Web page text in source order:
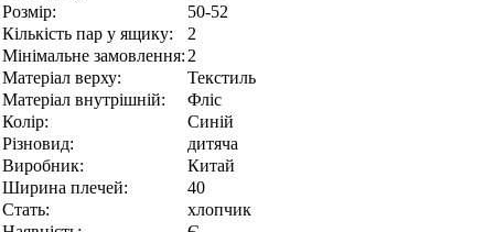
Розмір:
50-52
Кількість пар у ящику:
2
Мінімальне замовлення: 2
Матеріал верху:
Текстиль
Матеріал внутрішній:
Фліс
Колір:
Синій
Різновид:
дитяча
Виробник:
Китай
Ширина плечей:
40
Стать:
хлопчик